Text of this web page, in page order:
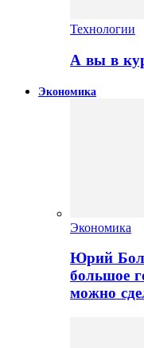
Технологии
А вы в
Экономика
Экономика
Юрий
большое
можно